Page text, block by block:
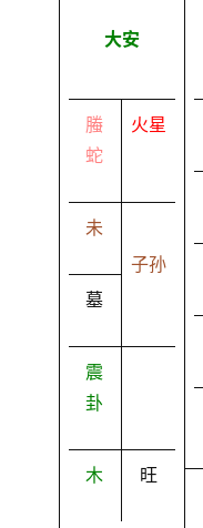
大安
螣
蛇
火星
未
墓
子孙
震
卦
木 旺